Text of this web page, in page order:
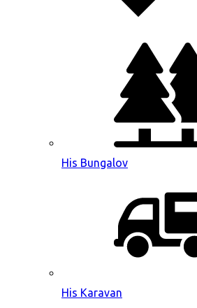
His Bungalov
His Karavan